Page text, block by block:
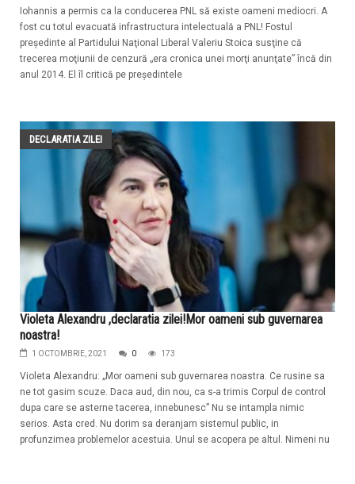
Iohannis a permis ca la conducerea PNL să existe oameni mediocri. A
fost cu totul evacuată infrastructura intelectuală a PNL! Fostul
preşedinte al Partidului Naţional Liberal Valeriu Stoica susţine că
trecerea moţiunii de cenzură „era cronica unei morţi anunţate” încă din
anul 2014. El îl critică pe preşedintele
DECLARATIA ZILEI
Violeta Alexandru ,declaratia zilei!Mor oameni sub guvernarea
noastra!
1 OCTOMBRIE, 2021 0 173
Violeta Alexandru: „Mor oameni sub guvernarea noastra. Ce rusine sa
ne tot gasim scuze. Daca aud, din nou, ca s-a trimis Corpul de control
dupa care se asterne tacerea, innebunesc” Nu se intampla nimic
serios. Asta cred. Nu dorim sa deranjam sistemul public, in
profunzimea problemelor acestuia. Unul se acopera pe altul. Nimeni nu